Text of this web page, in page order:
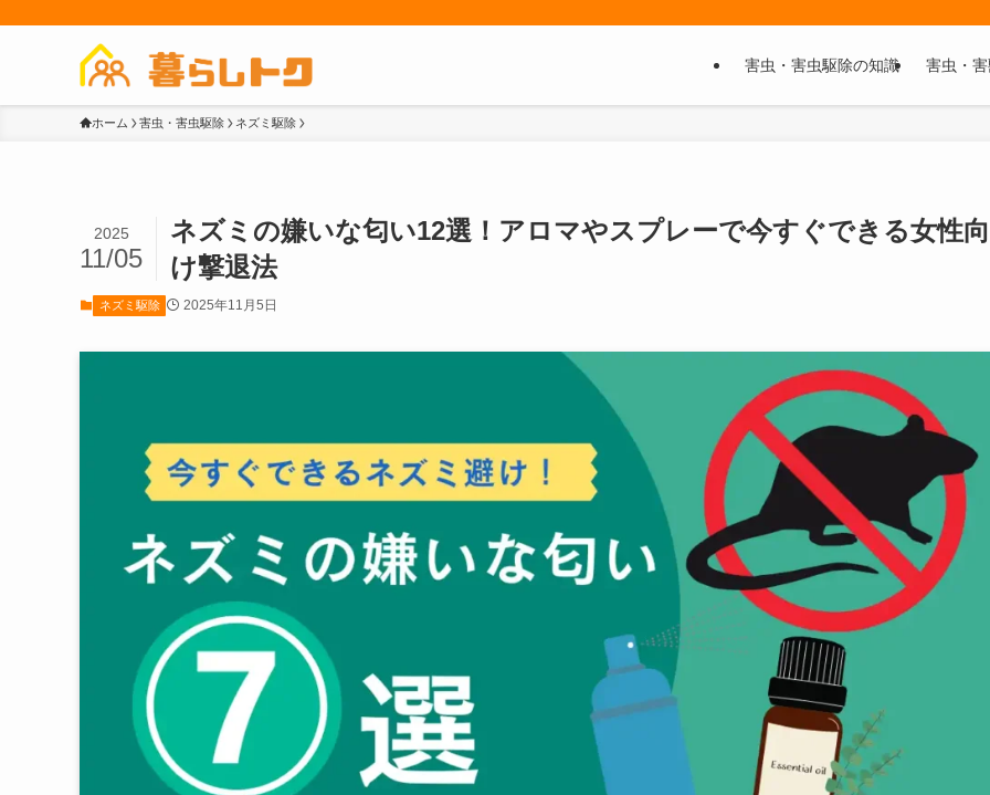
害虫・害虫駆除の知識 害虫・
ホーム 害虫・害虫駆除 ネズミ駆除
ネズミの嫌いな匂い12選！アロマやスプレーで今すぐできる女性向
け撃退法
2025
11/05
ネズミ駆除 2025年11月5日